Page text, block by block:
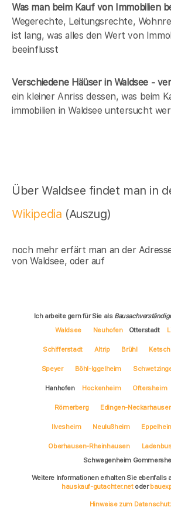
Was man beim Kauf von Immobilien
Wegerechte, Leitungsrechte,
ist lang, was alles den Wert von
beeinflusst
Verschiedene Häüser in Waldsee -
ein kleiner Anriss dessen, was beim
immobilien in Waldsee untersucht
Über Waldsee findet man in
Wikipedia (Auszug)
noch mehr erfärt man an der
von Waldsee, oder auf
Ich arbeite gern für Sie als
Waldsee
Neuhofen Otterstadt
Schifferstadt Altrip Brühl Ketsch
Speyer Böhl-Iggelheim
Hanhofen Hockenheim Oftersheim
Römerberg Edingen-
Ilvesheim Neulußheim
Oberhausen-Rheinhausen
Schwegenheim
Weitere Informationen erhalten Sie ebenfalls
hauskauf-gutachter.netoder
Hinweise zum